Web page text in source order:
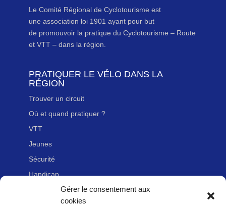
Gérer le consentement aux
cookies
Le Comité Régional de Cyclotourisme est
une association loi 1901 ayant pour but
de promouvoir la pratique du Cyclotourisme – Route
et VTT – dans la région.
PRATIQUER LE VÉLO DANS LA
RÉGION
Trouver un circuit
Où et quand pratiquer ?
VTT
Jeunes
Sécurité
Handicap